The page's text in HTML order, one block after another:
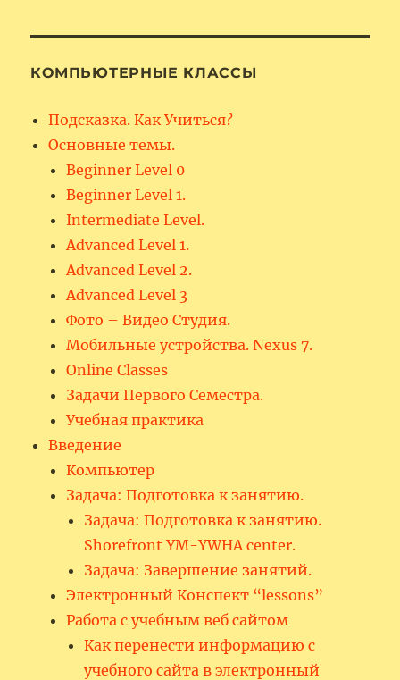
КОМПЬЮТЕРНЫЕ КЛАССЫ
Подсказка. Как Учиться?
Основные темы.
Beginner Level 0
Beginner Level 1.
Intermediate Level.
Advanced Level 1.
Advanced Level 2.
Advanced Level 3
Фото – Видео Студия.
Мобильные устройства. Nexus 7.
Online Classes
Задачи Первого Семестра.
Учебная практика
Введение
Компьютер
Задача: Подготовка к занятию.
Задача: Подготовка к занятию.
Shorefront YM-YWHA center.
Задача: Завершение занятий.
Электронный Конспект “lessons”
Работа с учебным веб сайтом
Как перенести информацию с
учебного сайта в электронный